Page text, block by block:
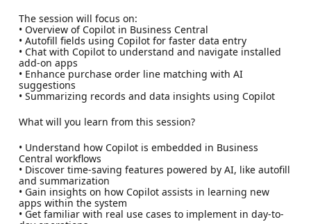
The session will focus on:
• Overview of Copilot in Business Central
• Autofill fields using Copilot for faster data entry
• Chat with Copilot to understand and navigate installed
add-on apps
• Enhance purchase order line matching with AI
suggestions
• Summarizing records and data insights using Copilot
What will you learn from this session?
• Understand how Copilot is embedded in Business
Central workflows
• Discover time-saving features powered by AI, like autofill
and summarization
• Gain insights on how Copilot assists in learning new
apps within the system
• Get familiar with real use cases to implement in day-to-